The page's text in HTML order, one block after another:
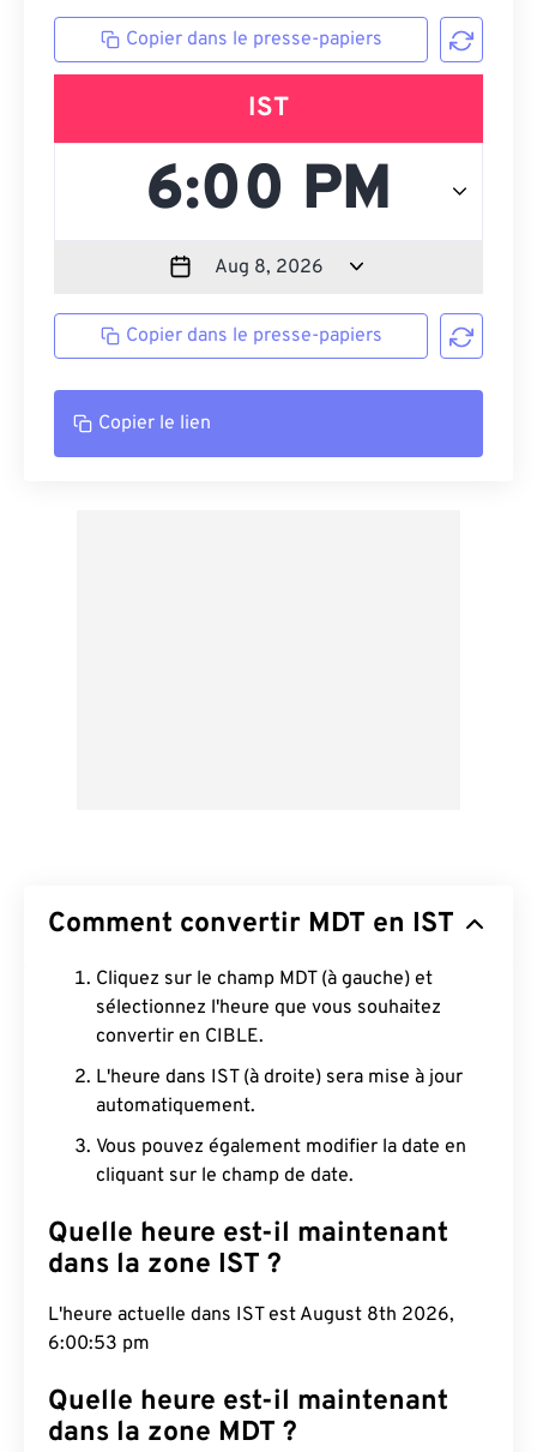
Copier dans le presse-papiers
IST
Copier dans le presse-papiers
Copier le lien
Comment convertir MDT en IST
Cliquez sur le champ MDT (à gauche) et
sélectionnez l'heure que vous souhaitez
convertir en CIBLE.
L'heure dans IST (à droite) sera mise à jour
automatiquement.
Vous pouvez également modifier la date en
cliquant sur le champ de date.
Quelle heure est-il maintenant
dans la zone IST ?
L'heure actuelle dans IST est August 8th 2026,
6:00:54 pm
Quelle heure est-il maintenant
dans la zone MDT ?